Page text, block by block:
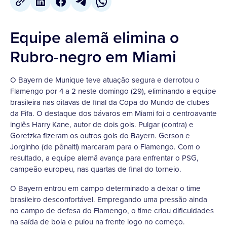
Equipe alemã elimina o
Rubro-negro em Miami
O Bayern de Munique teve atuação segura e derrotou o
Flamengo por 4 a 2 neste domingo (29), eliminando a equipe
brasileira nas oitavas de final da Copa do Mundo de clubes
da Fifa. O destaque dos bávaros em Miami foi o centroavante
inglês Harry Kane, autor de dois gols. Pulgar (contra) e
Goretzka fizeram os outros gols do Bayern. Gerson e
Jorginho (de pênalti) marcaram para o Flamengo. Com o
resultado, a equipe alemã avança para enfrentar o PSG,
campeão europeu, nas quartas de final do torneio.
O Bayern entrou em campo determinado a deixar o time
brasileiro desconfortável. Empregando uma pressão ainda
no campo de defesa do Flamengo, o time criou dificuldades
na saída de bola e pulou na frente logo no começo.